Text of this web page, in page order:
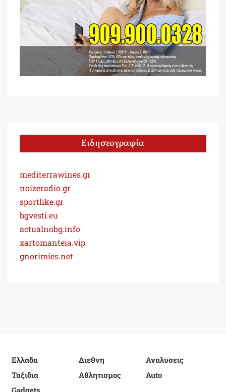
Ειδησεογραφία
mediterrawines.gr
noizeradio.gr
sportlike.gr
bgvesti.eu
actualnobg.info
xartomanteia.vip
gnorimies.net
Ελλαδα Διεθνη
Αναλυσεις
Ταξιδια
Αθλητισμος
Auto
Gadgets